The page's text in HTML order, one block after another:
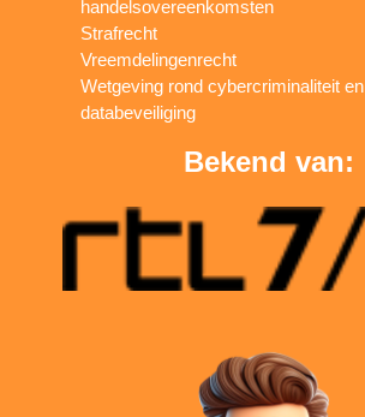
handelsovereenkomsten
Strafrecht
Vreemdelingenrecht
Wetgeving rond cybercriminaliteit en
databeveiliging
Bekend van: